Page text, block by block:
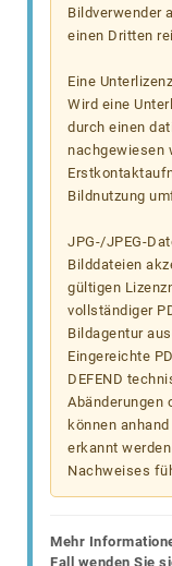
Bildverwender
einen Dritten
Eine
Wird eine
durch einen
nachgewiesen
Bildnutzung
JPG-/JPEG-
Bilddateien
gültigen
vollständiger
Bildagentur
Eingereichte
DEFEND
Abänderungen
können
erkannt
Nachweises
Mehr
Fall wenden Sie